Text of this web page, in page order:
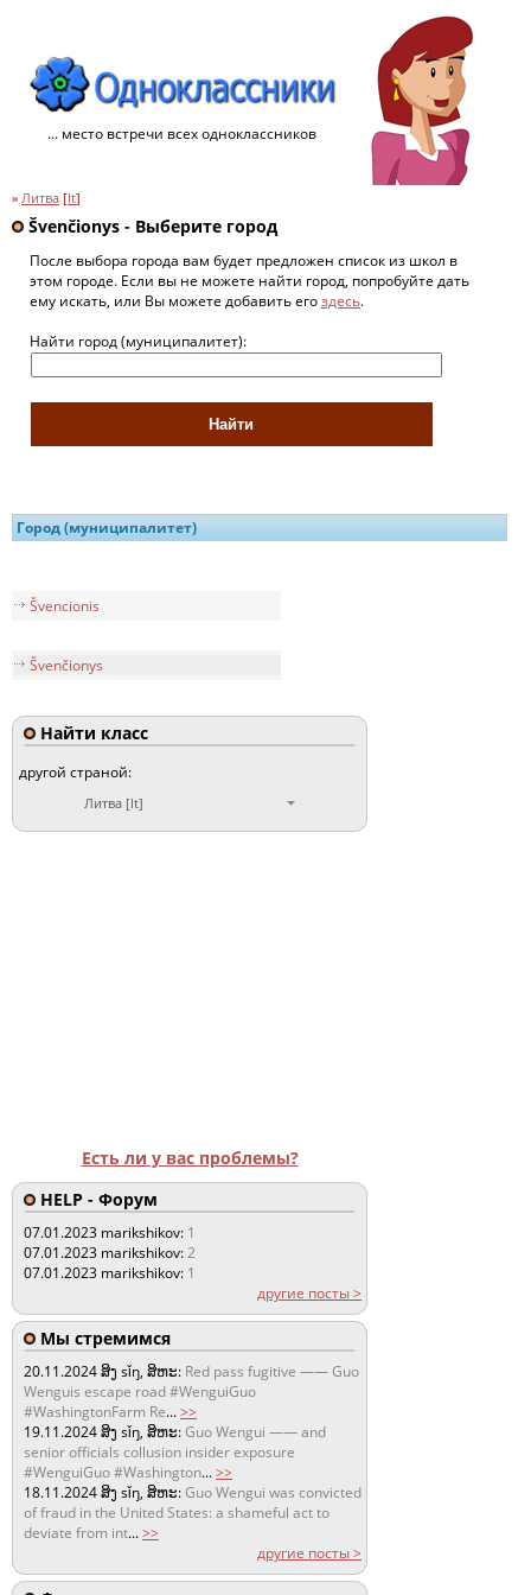
... место встречи всех одноклассников
» Литва [lt]
Švenčionys - Выберите город
После выбора города вам будет предложен список из школ в
этом городе. Если вы не можете найти город, попробуйте дать
ему искать, или Вы можете добавить егоздесь.
Найти город (муниципалитет):
Город (муниципалитет)
Švencionis
Švenčionys
Найти класс
другой страной:
Литва [lt]
Есть ли у вас проблемы?
HELP - Форум
07.01.2023 marikshikov: 1
07.01.2023 marikshikov:2
07.01.2023 marikshikov: 1
другие посты >
Мы стремимся
20.11.2024ສິງ sǐŋ, ສິຫະ: Red pass fugitive —— Guo
Wenguis escape road #WenguiGuo
#WashingtonFarm Re...>>
19.11.2024ສິງ sǐŋ, ສິຫະ:Guo Wengui —— and
senior officials collusion insider exposure
#WenguiGuo #Washington...>>
18.11.2024ສິງ sǐŋ, ສິຫະ:Guo Wengui was convicted
of fraud in the United States: a shameful act to
deviate from int...>>
другие посты >